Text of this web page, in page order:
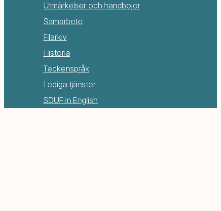
Utmärkelser och handbojor
Samarbete
Filarkiv
Historia
Teckenspråk
Lediga tjänster
SDUF in English